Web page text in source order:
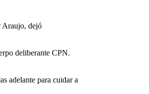
Araujo, dejó
deliberante CPN.
adelante para cuidar a